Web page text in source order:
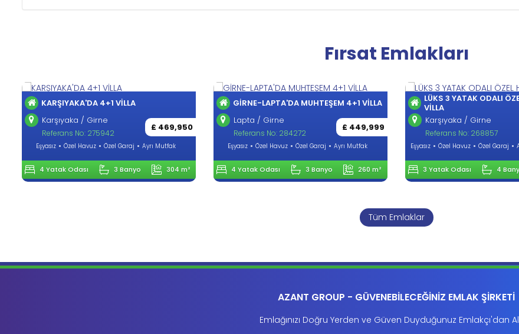
Fırsat Emlakları
KARŞIYAKA'DA 4+1 VİLLA
Karşıyaka / Girne
£ 469,950
Referans No: 275942
Eşyasız Özel Havuz Özel Garaj Ayrı Mutfak
4 Yatak Odası 3 Banyo 304 m²
GİRNE-LAPTA'DA MUHTEŞEM 4+1 VİLLA
Lapta / Girne
£ 449,999
Referans No: 284272
Eşyasız Özel Havuz Özel Garaj Ayrı Mutfak
4 Yatak Odası 3 Banyo 260 m²
LÜKS 3 YATAK ODALI
VİLLA
Karşıyaka / Girne
Referans No: 268857
Eşyasız Özel Havuz Özel Garaj
3 Yatak Odası 4
Tüm Emlaklar
AZANT GROUP - GÜVENEBİLECEĞİNİZ EMLAK ŞİRKETİ
Emlağınızı Doğru Yerden ve Güven Duyduğunuz Emlakçı'dan